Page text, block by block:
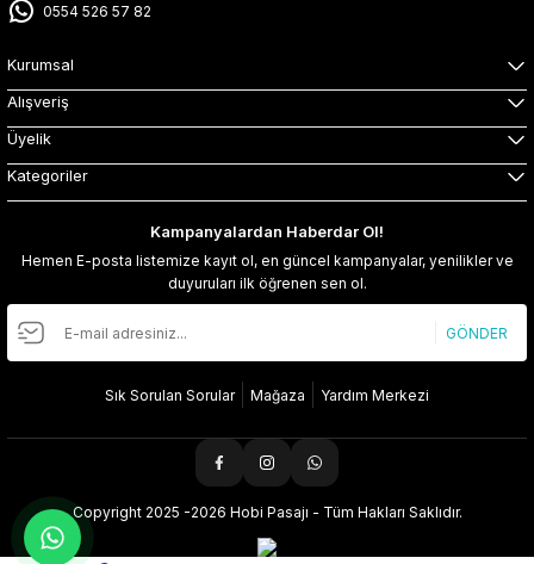
0554 526 57 82
Kurumsal
Alışveriş
Üyelik
Kategoriler
Kampanyalardan Haberdar Ol!
Hemen E-posta listemize kayıt ol, en güncel kampanyalar, yenilikler ve
duyuruları ilk öğrenen sen ol.
GÖNDER
Sık Sorulan Sorular Mağaza Yardım Merkezi
Copyright 2025 -2026 Hobi Pasajı - Tüm Hakları Saklıdır.